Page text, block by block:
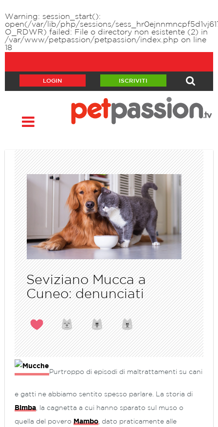
Warning : session_start():
open(/var/lib/php/sessions/
O_RDWR) failed: File o directory non esistente (2) in
/var/www/petpassion/petpassion/index.php on line
18
LOGIN ISCRIVITI
Seviziano Mucca a
Cuneo: denunciati
Purtroppo di episodi di maltrattamenti su cani
e gatti ne abbiamo sentito spesso parlare. La storia di
Bimba , la cagnetta a cui hanno sparato sul muso o
quella del povero Mambo , dato praticamente alle